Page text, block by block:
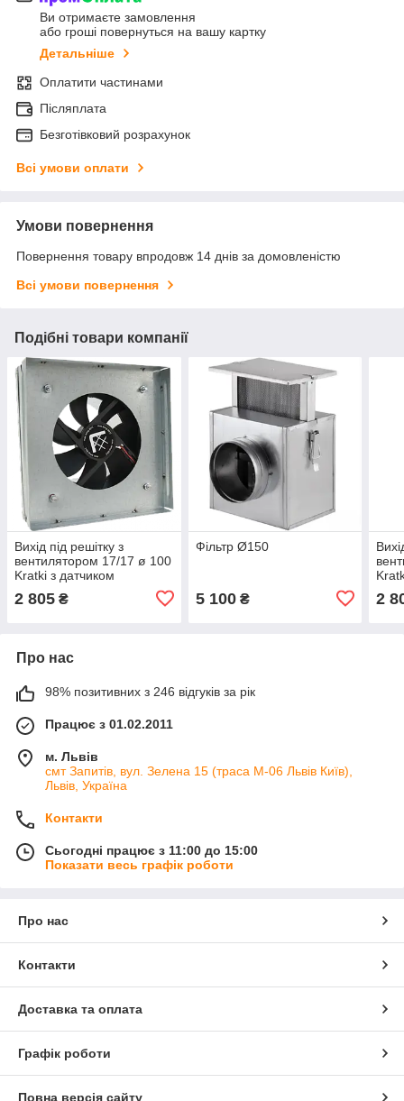
Ви отримаєте замовлення
або гроші повернуться на вашу картку
Детальніше
Оплатити частинами
Післяплата
Безготівковий розрахунок
Всі умови оплати
Умови повернення
Повернення товару впродовж 14 днів за домовленістю
Всі умови повернення
Подібні товари компанії
Вихід під решітку з
вентилятором 17/17 ø 100
Kratki з датчиком
2 805 ₴
Фільтр Ø150
5 100₴ 2
Про нас
98% позитивних з 246 відгуків за рік
Працює з 01.02.2011
м. Львів
смт Запитів, вул. Зелена 15 (траса М-06 Львів Київ),
Львів, Україна
Контакти
Сьогодні працює з 11:00 до 15:00
Показати весь графік роботи
Про нас
Контакти
Доставка та оплата
Графік роботи
Повна версія сайту